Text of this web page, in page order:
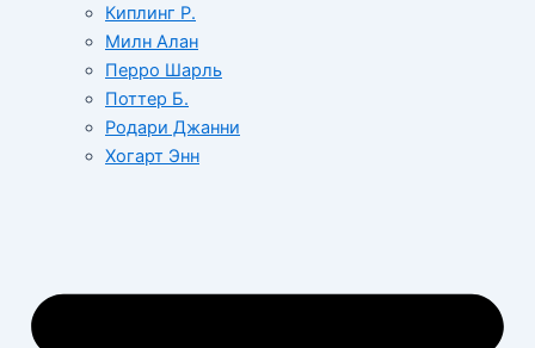
Киплинг Р.
Милн Алан
Перро Шарль
Поттер Б.
Родари Джанни
Хогарт Энн